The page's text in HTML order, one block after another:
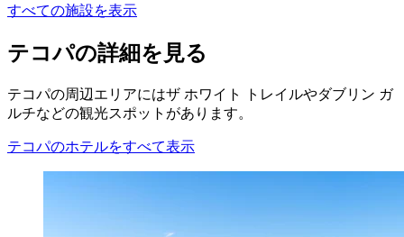
すべての施設を表示
テコパの詳細を見る
テコパの周辺エリアにはザ ホワイト トレイルやダブリン ガ
ルチなどの観光スポットがあります。
テコパのホテルをすべて表示